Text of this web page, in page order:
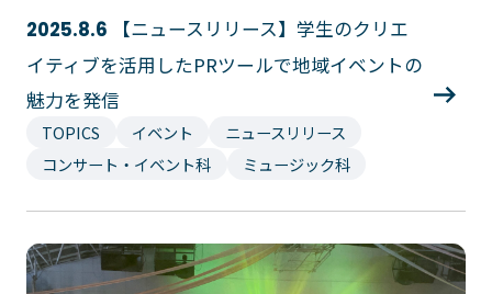
2025.8.6
【ニュースリリース】学生のクリエ
イティブを活用したPRツールで地域イベントの
魅力を発信
TOPICS イベント
ニュースリリース
コンサート・イベント科
ミュージック科